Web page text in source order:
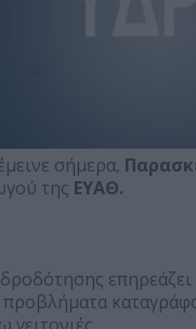
σήμερα,
της ΕΥΑΘ.
επηρεάζει